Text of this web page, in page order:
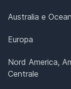
Australia e
Europa
Nord America,
Centrale